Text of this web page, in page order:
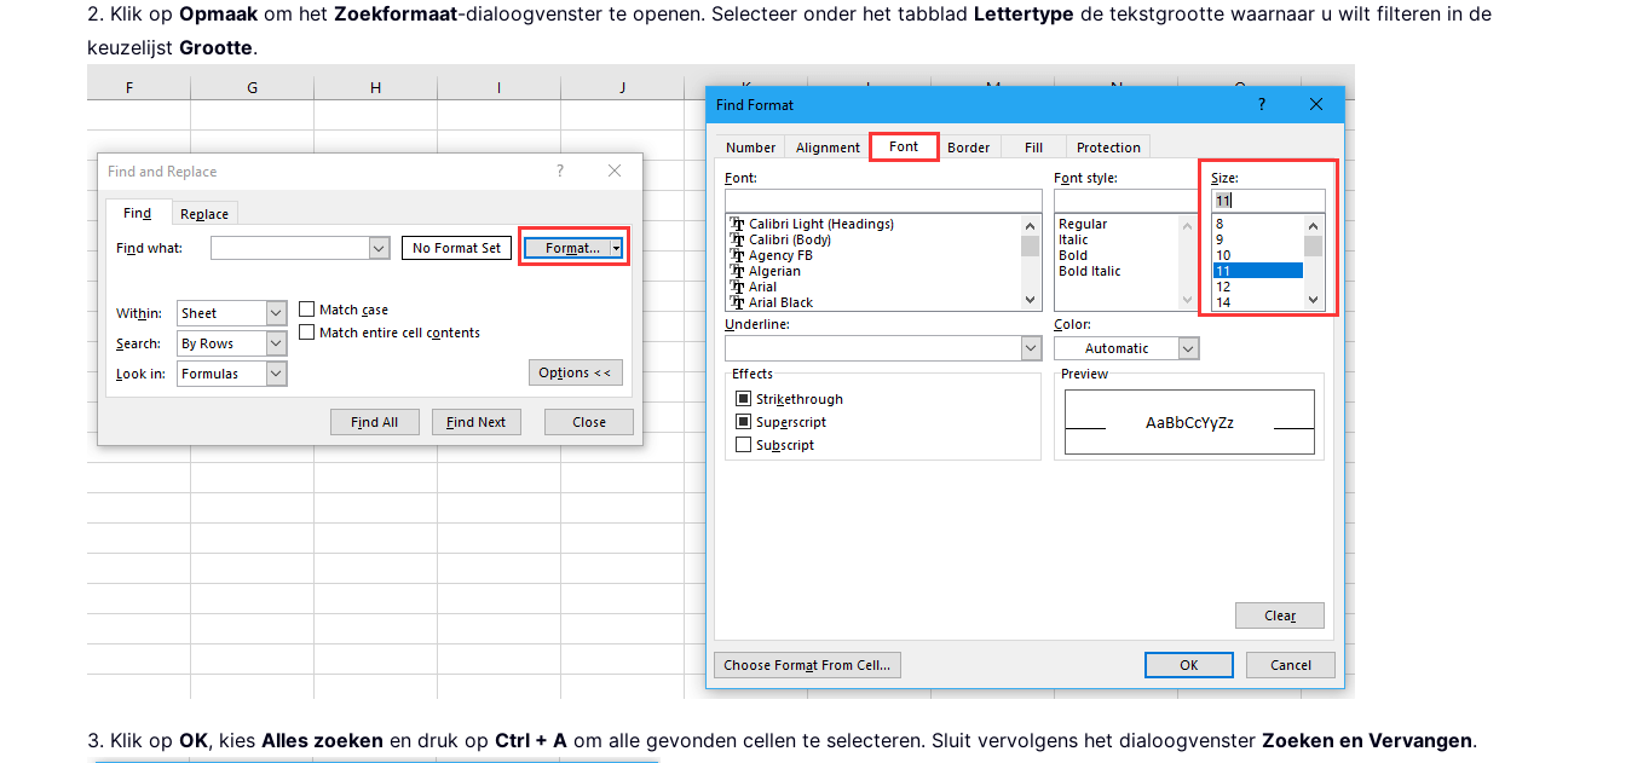
2. Klik op Opmaak om het Zoekformaat-dialoogvenster te openen. Selecteer onder het tabblad Lettertype de tekstgrootte waarnaar u wilt filteren in de
keuzelijst Grootte.
3. Klik op OK, kies Alles zoeken en druk op Ctrl + A om alle gevonden cellen te selecteren. Sluit vervolgens het dialoogvenster Zoeken en Vervangen.